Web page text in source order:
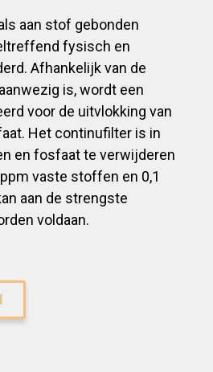
aan stof gebonden
fysisch en
Afhankelijk van de
is, wordt een
voor de uitvlokking van
Het continufilter is in
en fosfaat te verwijderen
vaste stoffen en 0,1
aan de strengste
voldaan.